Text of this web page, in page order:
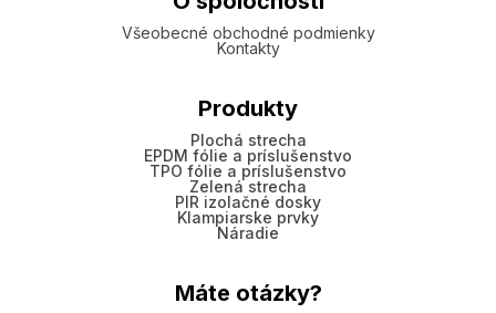
Všeobecné obchodné podmienky
Kontakty
Produkty
Plochá strecha
EPDM fólie a príslušenstvo
TPO fólie a príslušenstvo
Zelená strecha
PIR izolačné dosky
Klampiarske prvky
Náradie
Máte otázky?